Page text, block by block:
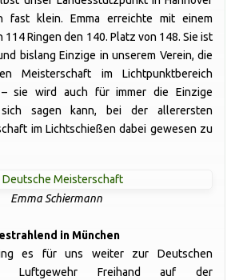
fast klein. Emma erreichte mit einem
114 Ringen den 140. Platz von 148. Sie ist
bislang Einzige in unserem Verein, die
Meisterschaft im Lichtpunktbereich
sie wird auch für immer die Einzige
sagen kann, bei der allerersten
im Lichtschießen dabei gewesen zu
Emma Schiermann
in München
es für uns weiter zur Deutschen
Luftgewehr Freihand auf der